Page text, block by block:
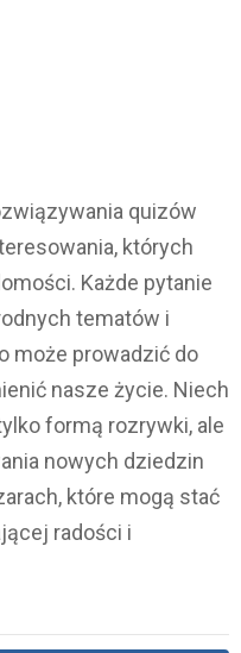
quizów
których
Każde pytanie
tematów i
może prowadzić do
nasze życie. Niech
formą rozrywki, ale
nowych dziedzin
które mogą stać
radości i